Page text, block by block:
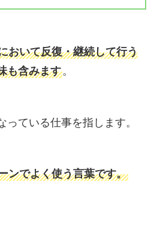
おいて反復・継続して行う
も含みます。
っている仕事を指します。
ンでよく使う言葉です。